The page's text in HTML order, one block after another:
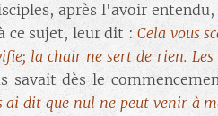
après l'avoir
ce sujet, leur dit : Cela vous
la chair ne sert de rien.
savait dès le
ai dit que nul ne peut venir à